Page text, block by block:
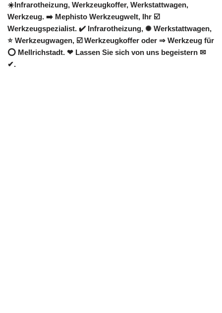
☀️Infrarotheizung, Werkzeugkoffer, Werkstattwagen,
Werkzeug. ➡️ Mephisto Werkzeugwelt, Ihr ☑️
Werkzeugspezialist. ✔️ Infrarotheizung, ✺ Werkstattwagen,
⭐ Werkzeugwagen, ☑️ Werkzeugkoffer oder ⇒ Werkzeug für
⭕ Mellrichstadt. ❤ Lassen Sie sich von uns begeistern ✉
✔.